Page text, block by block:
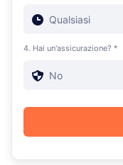
4. Hai un'assicurazione? *